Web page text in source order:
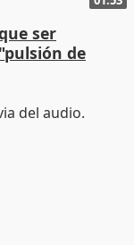
ser
de